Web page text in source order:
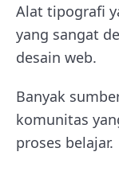
Alat tipografi
yang sangat
desain web.
Banyak
komunitas
proses belajar.